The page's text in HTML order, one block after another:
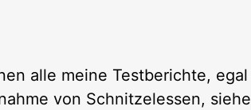
alle meine Testberichte,
von Schnitzelessen,